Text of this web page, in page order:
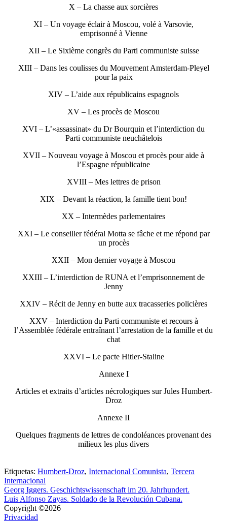
X – La chasse aux sorcières
XI – Un voyage éclair à Moscou, volé à Varsovie,
emprisonné à Vienne
XII – Le Sixième congrès du Parti communiste suisse
XIII – Dans les coulisses du Mouvement Amsterdam-Pleyel
pour la paix
XIV – L’aide aux républicains espagnols
XV – Les procès de Moscou
XVI – L’«assassinat» du Dr Bourquin et l’interdiction du
Parti communiste neuchâtelois
XVII – Nouveau voyage à Moscou et procès pour aide à
l’Espagne républicaine
XVIII – Mes lettres de prison
XIX – Devant la réaction, la famille tient bon!
XX – Intermèdes parlementaires
XXI – Le conseiller fédéral Motta se fâche et me répond par
un procès
XXII – Mon dernier voyage à Moscou
XXIII – L’interdiction de RUNA et l’emprisonnement de
Jenny
XXIV – Récit de Jenny en butte aux tracasseries policières
XXV – Interdiction du Parti communiste et recours à
l’Assemblée fédérale entraînant l’arrestation de la famille et du
chat
XXVI – Le pacte Hitler-Staline
Annexe I
Articles et extraits d’articles nécrologiques sur Jules Humbert-
Droz
Annexe II
Quelques fragments de lettres de condoléances provenant des
milieux les plus divers
Etiquetas: Humbert-Droz, Internacional Comunista, Tercera
Internacional
Georg Iggers. Geschichtswissenschaft im 20. Jahrhundert.
Luis Alfonso Zayas. Soldado de la Revolución Cubana.
Copyright ©2026
Privacidad